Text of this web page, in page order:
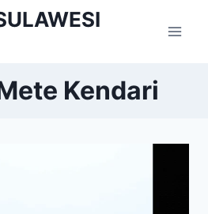
Kendari